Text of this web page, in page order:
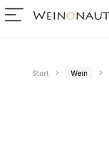
Start Wein